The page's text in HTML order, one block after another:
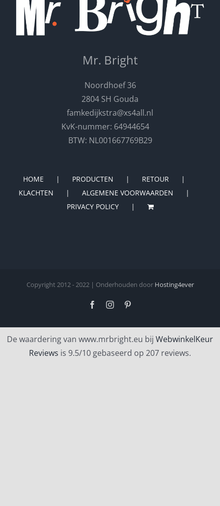
Mr. Bright
Noordhoef 36
2804 SH Gouda
famkedijkstra@xs4all.nl
KvK-nummer: 64944654
BTW: NL001667769B29
HOME PRODUCTEN
RETOUR
KLACHTEN
ALGEMENE VOORWAARDEN
PRIVACY POLICY
Copyright 2012 - 2022 | Onderhouden door Hosting4ever
FacebookInstagram
De waardering van www.mrbright.eu bij WebwinkelKeur
Reviews is 9.5/10 gebaseerd op 207 reviews.